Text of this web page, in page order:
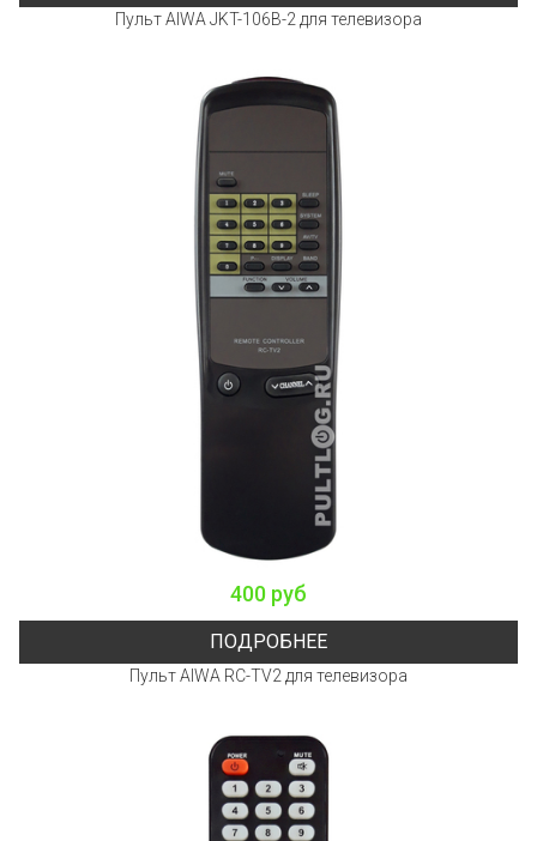
Пульт AIWA JKT-106B-2 для телевизора
400 руб
ПОДРОБНЕЕ
Пульт AIWA RC-TV2 для телевизора